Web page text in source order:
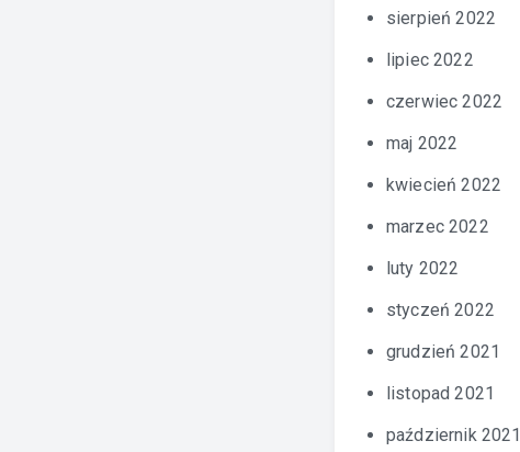
sierpień 2022
lipiec 2022
czerwiec 2022
maj 2022
kwiecień 2022
marzec 2022
luty 2022
styczeń 2022
grudzień 2021
listopad 2021
październik 2021